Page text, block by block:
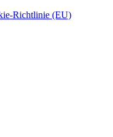
Richtlinie (EU)